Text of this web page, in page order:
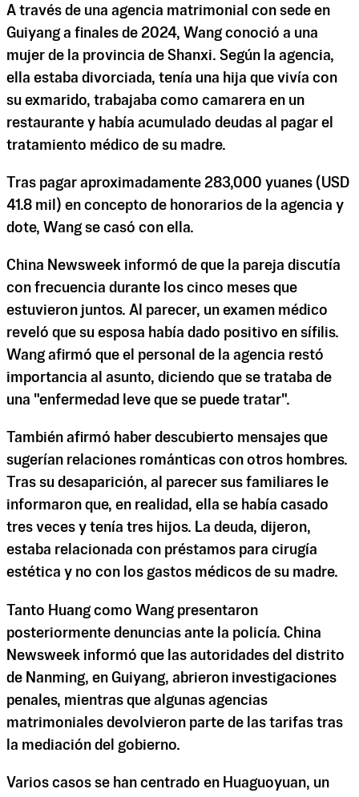
A través de una agencia matrimonial con sede en
Guiyang a finales de 2024, Wang conoció a una
mujer de la provincia de Shanxi. Según la agencia,
ella estaba divorciada, tenía una hija que vivía con
su exmarido, trabajaba como camarera en un
restaurante y había acumulado deudas al pagar el
tratamiento médico de su madre.
Tras pagar aproximadamente 283,000 yuanes (USD
41.8 mil) en concepto de honorarios de la agencia y
dote, Wang se casó con ella.
China Newsweek informó de que la pareja discutía
con frecuencia durante los cinco meses que
estuvieron juntos. Al parecer, un examen médico
reveló que su esposa había dado positivo en sífilis.
Wang afirmó que el personal de la agencia restó
importancia al asunto, diciendo que se trataba de
una "enfermedad leve que se puede tratar".
También afirmó haber descubierto mensajes que
sugerían relaciones románticas con otros hombres.
Tras su desaparición, al parecer sus familiares le
informaron que, en realidad, ella se había casado
tres veces y tenía tres hijos. La deuda, dijeron,
estaba relacionada con préstamos para cirugía
estética y no con los gastos médicos de su madre.
Tanto Huang como Wang presentaron
posteriormente denuncias ante la policía. China
Newsweek informó que las autoridades del distrito
de Nanming, en Guiyang, abrieron investigaciones
penales, mientras que algunas agencias
matrimoniales devolvieron parte de las tarifas tras
la mediación del gobierno.
Varios casos se han centrado en Huaguoyuan, un